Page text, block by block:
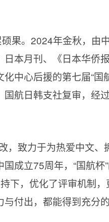
果。2024年金秋，由
日本月刊、《日本华
中心后援的第七届“国
国航日韩支社复审，经
，致力于为热爱中文
成立75周年，“国航
下，优化了评审机制
付出，都能得到充分